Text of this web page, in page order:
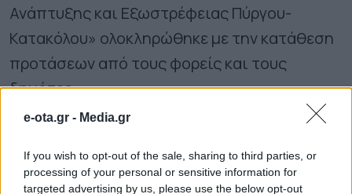
e-ota.gr - Media.gr
If you wish to opt-out of the sale, sharing to third parties, or
processing of your personal or sensitive information for
targeted advertising by us, please use the below opt-out
Ανάπτυξης και Εξωστρέφειας Πύργου-
Κατακόλου» ολοκληρώθηκε με την κατάθεση
προτάσεων από τους φορείς και τους
δημότες.
Διαβουλεύσεις για τα δημοτικά σχολεία της
Θάσου